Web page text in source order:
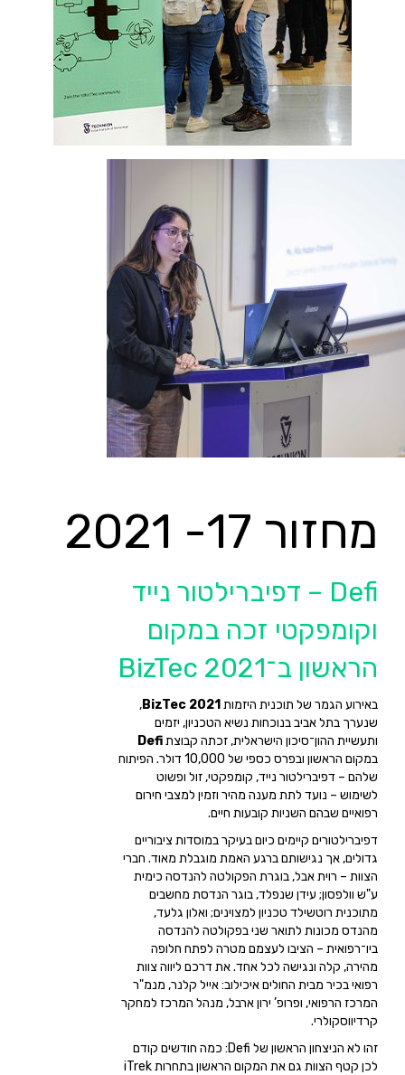
מחזור 17- 2021
Defi – דפיברילטור נייד
וקומפקטי זכה במקום
הראשון ב־BizTec 2021
באירוע הגמר של תוכנית היזמות BizTec 2021
,
שנערך בתל אביב בנוכחות נשיא הטכניון, יזמים
ותעשיית ההון־סיכון הישראלית, זכתה קבוצתDefi
במקום הראשון ובפרס כספי של 10,000 דולר. הפיתוח
שלהם – דפיברילטור נייד, קומפקטי, זול ופשוט
לשימוש – נועד לתת מענה מהיר וזמין למצבי חירום
רפואיים שבהם השניות קובעות חיים.
דפיברילטורים קיימים כיום בעיקר במוסדות ציבוריים
גדולים, אך נגישותם ברגע האמת מוגבלת מאוד. חברי
הצוות – רוית אבל, בוגרת הפקולטה להנדסה כימית
ע"ש וולפסון; עידן שנפלד, בוגר הנדסת מחשבים
מתוכנית רוטשילד טכניון למצוינים; ואלון גלעד,
מהנדס מכונות לתואר שני בפקולטה להנדסה
ביו־רפואית – הציבו לעצמם מטרה לפתח חלופה
מהירה, קלה ונגישה לכל אחד. את דרכם ליווה צוות
רפואי בכיר מבית החולים איכילוב: אייל קלנר, מנמ"ר
המרכז הרפואי, ופרופ’ ירון ארבל, מנהל המרכז למחקר
קרדיווסקולרי.
זהו לא הניצחון הראשון של Defi: כמה חודשים קודם
לכן קטף הצוות גם את המקום הראשון בתחרות iTrek